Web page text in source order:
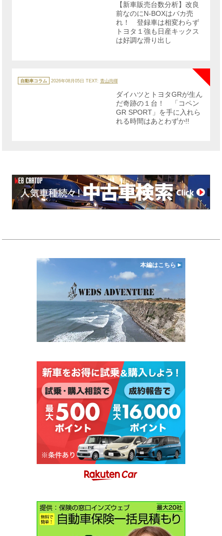
【新車販売台数分析】改良
前なのにN-BOXはバカ売
れ！ 登録車は相変わらず
トヨタ１強も日産キックス
は好調な滑り出し
テ
ゴ
自動車コラム 2026年08月05日 TEXT: 青山尚暉
ダイハツとトヨタGRが生ん
だ奇跡の１台！ 「コペン
GR SPORT」を手に入れら
れる時間はあとわずか!!
本編はこちら